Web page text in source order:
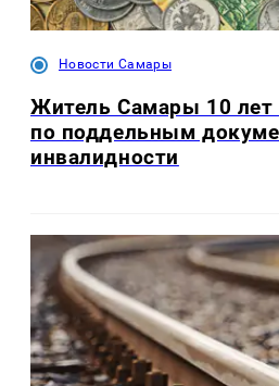
Новости Самары
Житель Самары 10 лет
по поддельным
инвалидности